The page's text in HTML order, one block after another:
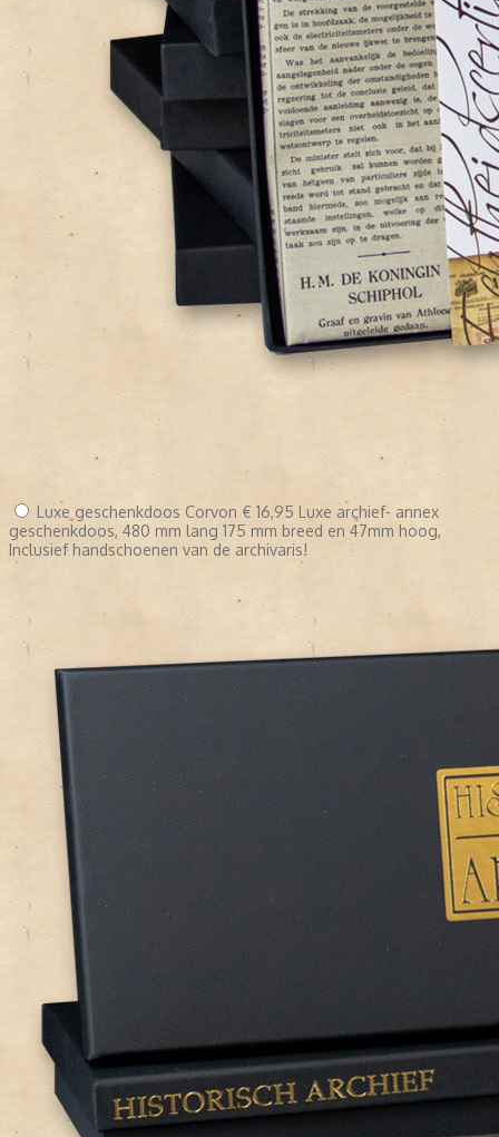
Luxe geschenkdoos Corvon € 16,95 Luxe archief- annex
geschenkdoos, 480 mm lang 175 mm breed en 47mm hoog,
Inclusief handschoenen van de archivaris!